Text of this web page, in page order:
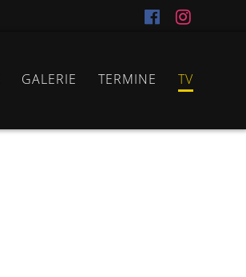
GALERIE TERMINE TV